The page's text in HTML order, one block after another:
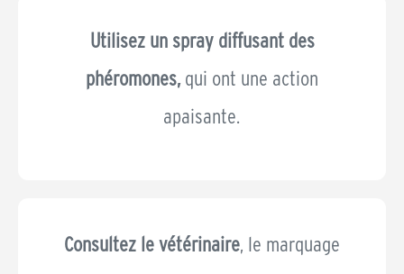
Utilisez un spray diffusant des
phéromones, qui ont une action
apaisante.
Consultez le vétérinaire, le marquage